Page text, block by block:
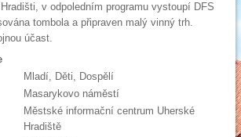
v odpoledním programu vystoupí DFS
tombola a připraven malý vinný trh.
účast.
Mladí, Děti, Dospělí
Masarykovo náměstí
Městské informační centrum Uherské
Hradiště